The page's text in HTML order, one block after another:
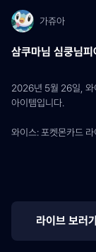
가쥬아
삼쿠마님 심쿵님
2026년 5월 26일, 와
아이템입니다.
와이스: 포켓몬카드
라이브 보러